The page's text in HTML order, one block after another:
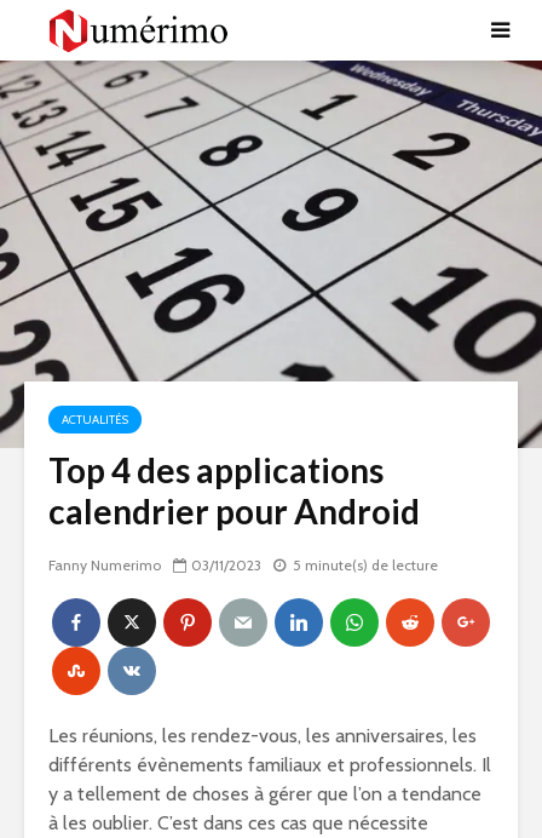
ACTUALITÉS
Top 4 des applications
calendrier pour Android
Fanny Numerimo 03/11/2023 5 minute(s) de lecture
Les réunions, les rendez-vous, les anniversaires, les
différents évènements familiaux et professionnels. Il
y a tellement de choses à gérer que l’on a tendance
à les oublier. C’est dans ces cas que nécessite